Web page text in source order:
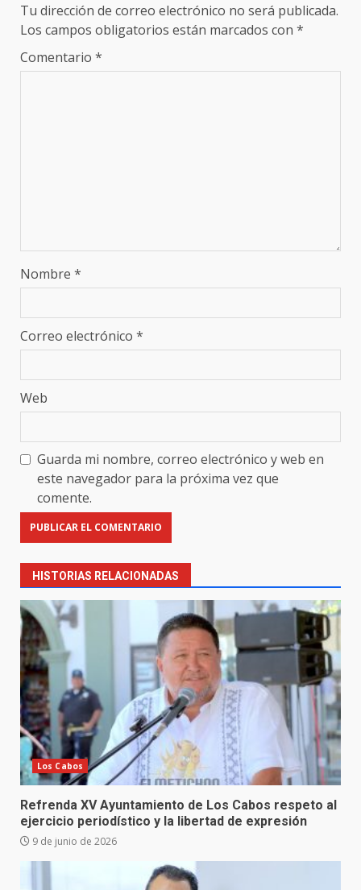
Tu dirección de correo electrónico no será publicada.
Los campos obligatorios están marcados con *
Comentario *
Nombre *
Correo electrónico *
Web
Guarda mi nombre, correo electrónico y web en
este navegador para la próxima vez que
comente.
HISTORIAS RELACIONADAS
Los Cabos
Refrenda XV Ayuntamiento de Los Cabos respeto al
ejercicio periodístico y la libertad de expresión
9 de junio de 2026